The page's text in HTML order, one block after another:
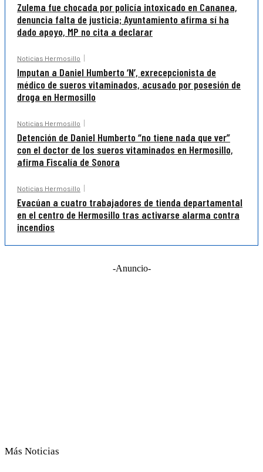
Zulema fue chocada por policía intoxicado en Cananea,
denuncia falta de justicia; Ayuntamiento afirma sí ha
dado apoyo, MP no cita a declarar
Noticias Hermosillo
Imputan a Daniel Humberto ‘N’, exrecepcionista de
médico de sueros vitaminados, acusado por posesión de
droga en Hermosillo
Noticias Hermosillo
Detención de Daniel Humberto “no tiene nada que ver”
con el doctor de los sueros vitaminados en Hermosillo,
afirma Fiscalía de Sonora
Noticias Hermosillo
Evacúan a cuatro trabajadores de tienda departamental
en el centro de Hermosillo tras activarse alarma contra
incendios
-Anuncio-
Más Noticias